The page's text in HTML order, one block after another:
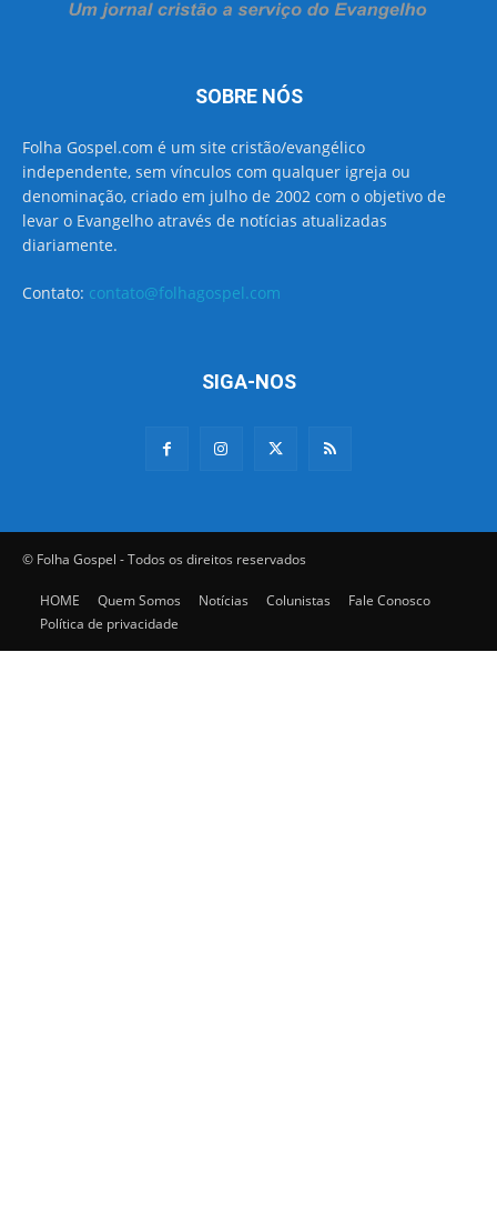
SOBRE NÓS
Folha Gospel.com é um site cristão/evangélico
independente, sem vínculos com qualquer igreja ou
denominação, criado em julho de 2002 com o objetivo de
levar o Evangelho através de notícias atualizadas
diariamente.
Contato: contato@folhagospel.com
SIGA-NOS
© Folha Gospel - Todos os direitos reservados
HOME Quem Somos Notícias Colunistas
Fale Conosco
Política de privacidade